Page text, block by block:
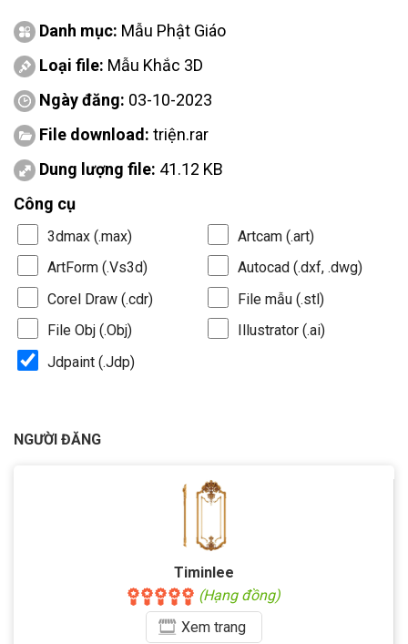
Danh mục: Mẫu Phật Giáo
Loại file: Mẫu Khắc 3D
Ngày đăng: 03-10-2023
File download: triện.rar
Dung lượng file: 41.12 KB
Công cụ
3dmax (.max)
Artcam (.art)
ArtForm (.Vs3d)
Autocad (.dxf, .dwg)
Corel Draw (.cdr)
File mẫu (.stl)
File Obj (.Obj)
Illustrator (.ai)
Jdpaint (.Jdp)
NGƯỜI ĐĂNG
Timinlee
(Hạng đồng)
Xemtrang